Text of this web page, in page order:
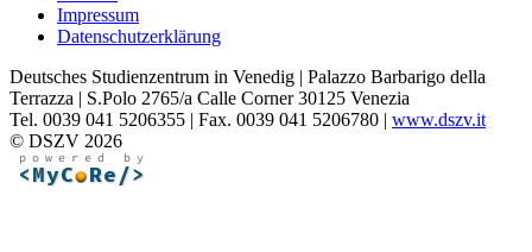
Impressum
Datenschutzerklärung
Deutsches Studienzentrum in Venedig | Palazzo Barbarigo della
Terrazza | S.Polo 2765/a Calle Corner 30125 Venezia
Tel. 0039 041 5206355 | Fax. 0039 041 5206780 | www.dszv.it
© DSZV 2026